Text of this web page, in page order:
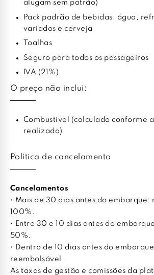
alugam sem patrão)
Pack padrão de bebidas: água,
variados e cerveja
Toalhas
Seguro para todos os passageiros
IVA (21%)
O preço não inclui:
Combustível (calculado conforme
realizada)
Política de cancelamento
Cancelamentos
• Mais de 30 dias antes do embarque:
100%.
• Entre 30 e 10 dias antes do
50%.
• Dentro de 10 dias antes do
reembolsável.
As taxas de gestão e comissões da